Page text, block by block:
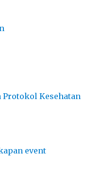
Protokol Kesehatan
event